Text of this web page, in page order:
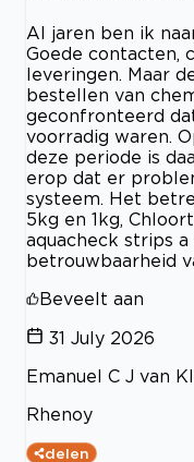
Al jaren ben ik
Goede contacten,
leveringen. Maar
bestellen van
geconfronteerd
voorradig waren.
deze periode is
erop dat er
systeem. Het
5kg en 1kg,
aquacheck strips
betrouwbaarheid
Beveelt aan
31 July 2026
Emanuel C J van
Rhenoy
delen